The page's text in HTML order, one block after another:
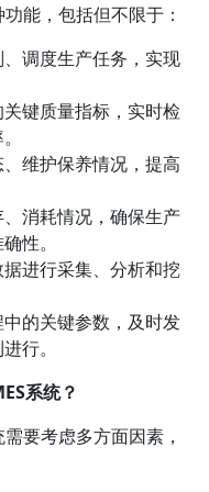
能，包括但不限于：
调度生产任务，实现
键质量指标，实时检
维护保养情况，提高
消耗情况，确保生产
性。
进行采集、分析和挖
的关键参数，及时发
行。
系统？
要考虑多方面因素，